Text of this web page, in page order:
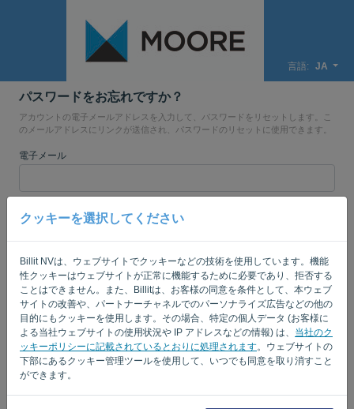
クッキーを選択してください
Billit NVは、ウェブサイトでクッキーなどの技術を使用しています。機能
性クッキーはウェブサイトが正常に機能するために必要であり、拒否する
ことはできません。また、Billitは、お客様の同意を条件として、本ウェブ
サイトの改善や、パートナーチャネルでのパーソナライズ広告などの他の
目的にもクッキーを使用します。その場合、特定の個人データ (お客様に
よる当社ウェブサイトの使用状況や IP アドレスなどの情報) は、 当社のク
ッキーポリシーに記載されているとおりに処理されます。ウェブサイトの
下部にあるクッキー管理ツールを使用して、いつでも同意を取り消すこと
ができます。
言語: JA
パスワードをお忘れですか？
アカウントの電子メールアドレスを入力して、パスワードをリセットします。こ
のメールアドレスにリンクが送信され、パスワードのリセットに使用できます。
電子メール
あなたはコンピューターじゃないの？'
リンクを送信
ログインページに戻る
Privacy Policy-Terms of Service